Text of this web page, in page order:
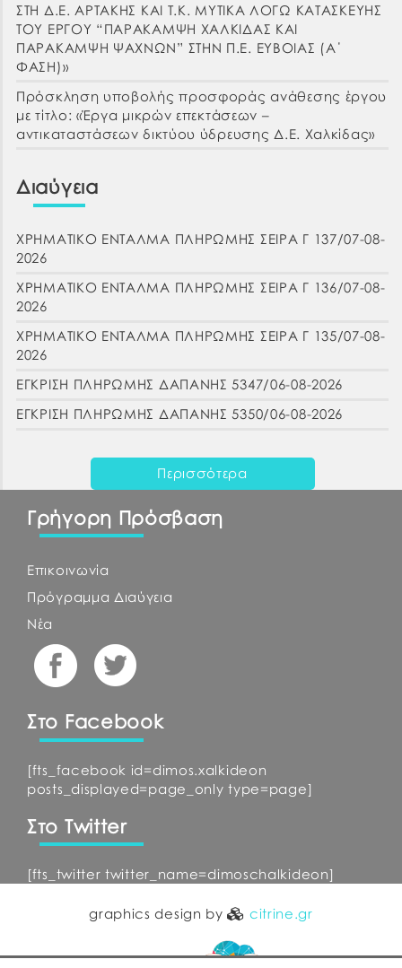
ΣΤΗ Δ.Ε. ΑΡΤΑΚΗΣ ΚΑΙ Τ.Κ. ΜΥΤΙΚΑ ΛΟΓΩ ΚΑΤΑΣΚΕΥΗΣ
ΤΟΥ ΕΡΓΟΥ “ΠΑΡΑΚΑΜΨΗ ΧΑΛΚΙΔΑΣ ΚΑΙ
ΠΑΡΑΚΑΜΨΗ ΨΑΧΝΩΝ” ΣΤΗΝ Π.Ε. ΕΥΒΟΙΑΣ (Α΄
ΦΑΣΗ)»
Πρόσκληση υποβολής προσφοράς ανάθεσης έργου
με τίτλο: «Έργα μικρών επεκτάσεων –
αντικαταστάσεων δικτύου ύδρευσης Δ.Ε. Χαλκίδας»
Διαύγεια
ΧΡΗΜΑΤΙΚΟ ΕΝΤΑΛΜΑ ΠΛΗΡΩΜΗΣ ΣΕΙΡΑ Γ 137/07-08-
2026
ΧΡΗΜΑΤΙΚΟ ΕΝΤΑΛΜΑ ΠΛΗΡΩΜΗΣ ΣΕΙΡΑ Γ 136/07-08-
2026
ΧΡΗΜΑΤΙΚΟ ΕΝΤΑΛΜΑ ΠΛΗΡΩΜΗΣ ΣΕΙΡΑ Γ 135/07-08-
2026
ΕΓΚΡΙΣΗ ΠΛΗΡΩΜΗΣ ΔΑΠΑΝΗΣ 5347/06-08-2026
ΕΓΚΡΙΣΗ ΠΛΗΡΩΜΗΣ ΔΑΠΑΝΗΣ 5350/06-08-2026
Περισσότερα
Γρήγορη Πρόσβαση
Επικοινωνία
Πρόγραμμα Διαύγεια
Νέα
Στο Facebook
[fts_facebook id=dimos.xalkideon
posts_displayed=page_only type=page]
Στο Twitter
[fts_twitter twitter_name=dimoschalkideon]
graphics design by citrine.gr